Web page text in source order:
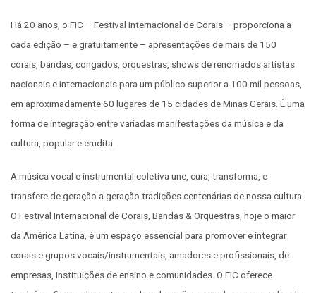
Há 20 anos, o FIC – Festival Internacional de Corais – proporciona a
cada edição – e gratuitamente – apresentações de mais de 150
corais, bandas, congados, orquestras, shows de renomados artistas
nacionais e internacionais para um público superior a 100 mil pessoas,
em aproximadamente 60 lugares de 15 cidades de Minas Gerais. É uma
forma de integração entre variadas manifestações da música e da
cultura, popular e erudita.
A música vocal e instrumental coletiva une, cura, transforma, e
transfere de geração a geração tradições centenárias de nossa cultura.
O Festival Internacional de Corais, Bandas & Orquestras, hoje o maior
da América Latina, é um espaço essencial para promover e integrar
corais e grupos vocais/instrumentais, amadores e profissionais, de
empresas, instituições de ensino e comunidades. O FIC oferece